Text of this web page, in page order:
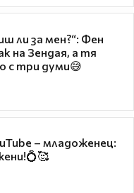
ли за мен?“: Фен
на Зендая, а тя
с три думи😅
– младоженец: